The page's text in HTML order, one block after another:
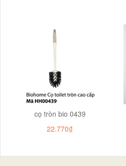
cọ tròn bio 0439
22.770₫